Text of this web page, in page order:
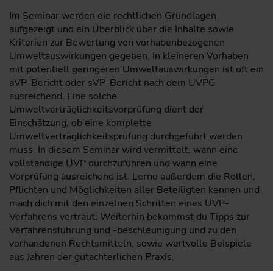
Im Seminar werden die rechtlichen Grundlagen
aufgezeigt und ein Überblick über die Inhalte sowie
Kriterien zur Bewertung von vorhabenbezogenen
Umweltauswirkungen gegeben. In kleineren Vorhaben
mit potentiell geringeren Umweltauswirkungen ist oft ein
aVP-Bericht oder sVP-Bericht nach dem UVPG
ausreichend. Eine solche
Umweltverträglichkeitsvorprüfung dient der
Einschätzung, ob eine komplette
Umweltverträglichkeitsprüfung durchgeführt werden
muss. In diesem Seminar wird vermittelt, wann eine
vollständige UVP durchzuführen und wann eine
Vorprüfung ausreichend ist. Lerne außerdem die Rollen,
Pflichten und Möglichkeiten aller Beteiligten kennen und
mach dich mit den einzelnen Schritten eines UVP-
Verfahrens vertraut. Weiterhin bekommst du Tipps zur
Verfahrensführung und -beschleunigung und zu den
vorhandenen Rechtsmitteln, sowie wertvolle Beispiele
aus Jahren der gutachterlichen Praxis.